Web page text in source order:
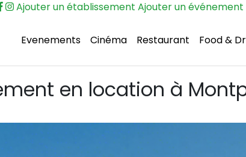
Ajouter un établissement Ajouter un événement
Evenements Cinéma Restaurant Food &
en location à